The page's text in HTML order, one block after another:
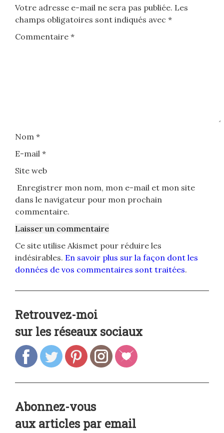
Votre adresse e-mail ne sera pas publiée. Les
champs obligatoires sont indiqués avec *
Commentaire *
Nom *
E-mail *
Site web
Enregistrer mon nom, mon e-mail et mon site
dans le navigateur pour mon prochain
commentaire.
Ce site utilise Akismet pour réduire les
indésirables. En savoir plus sur la façon dont les
données de vos commentaires sont traitées.
Retrouvez-moi
sur les réseaux sociaux
Abonnez-vous
aux articles par email